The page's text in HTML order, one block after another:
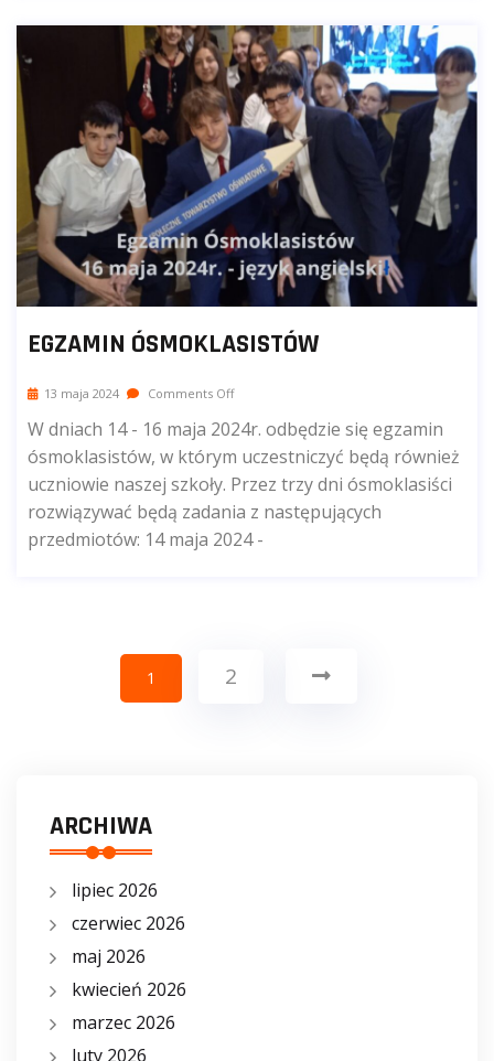
EGZAMIN ÓSMOKLASISTÓW
13 maja 2024 Comments Off
W dniach 14 - 16 maja 2024r. odbędzie się egzamin
ósmoklasistów, w którym uczestniczyć będą również
uczniowie naszej szkoły. Przez trzy dni ósmoklasiści
rozwiązywać będą zadania z następujących
przedmiotów: 14 maja 2024 -
1 2
ARCHIWA
lipiec 2026
czerwiec 2026
maj 2026
kwiecień 2026
marzec 2026
luty 2026